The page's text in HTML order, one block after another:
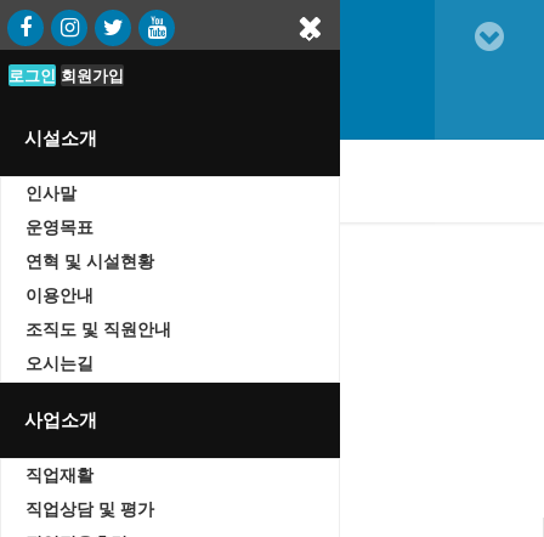
로그인
로그인 회원가입
시설소개
인사말
운영목표
연혁 및 시설현황
이용안내
조직도 및 직원안내
오시는길
사업소개
직업재활
직업상담 및 평가
자유게시판
Home